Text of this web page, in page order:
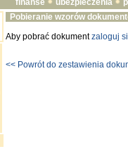
finanse ubezpieczenia
Pobieranie wzorów
Aby pobrać dokumentzaloguj
<< Powrót do zestawienia